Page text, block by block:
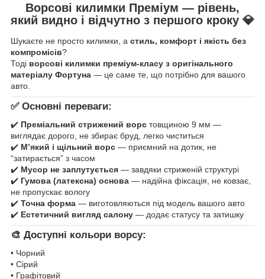
Ворсові килимки Преміум — рівень,
який видно і відчутно з першого кроку 💎
Шукаєте не просто килимки, а стиль, комфорт і якість без
компромісів?
Тоді ворсові килимки преміум-класу з оригінального
матеріалу Фортуна — це саме те, що потрібно для вашого
авто.
✅ Основні переваги:
✔️ Преміальний стрижений ворс товщиною 9 мм —
виглядає дорого, не збирає бруд, легко чиститься
✔️ М’який і щільний ворс — приємний на дотик, не
“затирається” з часом
✔️ Мусор не заплутується — завдяки стриженій структурі
✔️ Гумова (латексна) основа — надійна фіксація, не ковзає,
не пропускає вологу
✔️ Точна форма — виготовляються під модель вашого авто
✔️ Естетичний вигляд салону — додає статусу та затишку
🎨 Доступні кольори ворсу:
• Чорний
• Сірий
• Графітовий